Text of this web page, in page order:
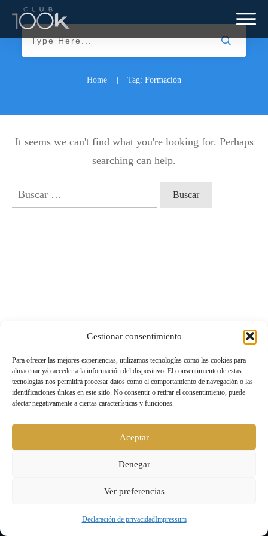
Gestionar consentimiento
Para ofrecer las mejores experiencias, utilizamos tecnologías como las cookies para
almacenar y/o acceder a la información del dispositivo. El consentimiento de estas
tecnologías nos permitirá procesar datos como el comportamiento de navegación o las
identificaciones únicas en este sitio. No consentir o retirar el consentimiento, puede
afectar negativamente a ciertas características y funciones.
Aceptar
Denegar
Ver preferencias
Declaración de privacidadImpressum
Home Tag: Formación
It seems we can't find what you're looking for. Perhaps
searching can help.
Buscar:
Aviso legal y política de privacidad